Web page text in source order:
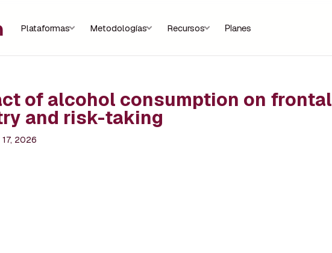
Plataformas Metodologías Recursos Planes
of alcohol consumption on frontal
and risk-taking
17, 2026